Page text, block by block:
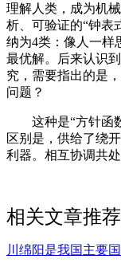
理解人类，成为机
析、可验证的“钟表
纳为4类：像人一样
最优解。后来认识
究，需要指出的是
问题？
这种是“方针函数
区别是，供给了绕
利器。相互协调共
相关文章推荐
川绵阳是我国主要